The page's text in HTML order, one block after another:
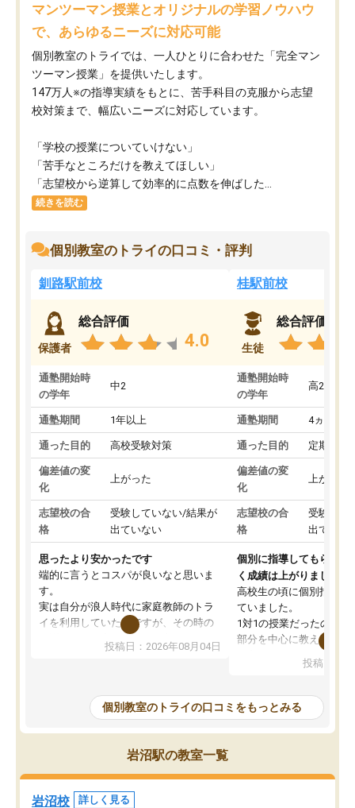
マンツーマン授業とオリジナルの学習ノウハウ
で、あらゆるニーズに対応可能
個別教室のトライでは、一人ひとりに合わせた「完全マン
ツーマン授業」を提供いたします。​
147万人※の指導実績をもとに、苦手科目の克服から志望
校対策まで、幅広いニーズに対応しています。​
「学校の授業についていけない」​
「苦手なところだけを教えてほしい」​
「志望校から逆算して効率的に点数を伸ばした...
続きを読む
個別教室のトライの口コミ・評判
釧路駅前校
保護者
総合評価
4.0
通塾開始時
の学年
中2
通塾期間 1年以上
通った目的 高校受験対策
偏差値の変
化
上がった
志望校の合
格
受験していない/結果が
出ていない
思ったより安かったです
端的に言うとコスパが良いなと思いま
す。
実は自分が浪人時代に家庭教師のトラ
イを利用していたのですが、その時の
月謝がとても高くトライに良いイメー
ジがありませんでした。
し始めた形です。
しかし、以前とは違い料金がリーズナ
ブルでびっくりしました。
通って1年以上ですが、勉強への取り組
み方が真っすぐに変化（率先して自宅
で復習や予習をする）し成績も向上し
ています。
投稿日：2026年08月04日
桂駅前校
生徒
総合評価
通塾開始時
の学年
高2
通塾期間 4ヵ月～1
通った目的 定期テス
偏差値の変
化
上がった
志望校の合
格
受験して
出ていな
個別に指導してもらえる
く成績は上がりました。
高校生の頃に個別指導の
ていました。
1対1の授業だったので、
部分を中心に教えてもら
わからないところもそ
もらえたので、勉強への
しずつなくなりました。
その結果成績も上がり、
たのを覚えています。
投稿日：
個別教室のトライの口コミをもっとみる
岩沼駅の教室一覧
岩沼校 詳しく見る